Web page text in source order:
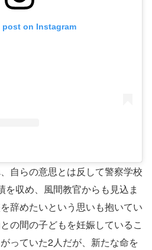
post on Instagram
自らの意思とは反して警察学校
を収め、風間教官からも見込ま
辞めたいという思いも抱いてい
の間の子どもを妊娠しているこ
っていた2人だが、新たな命を